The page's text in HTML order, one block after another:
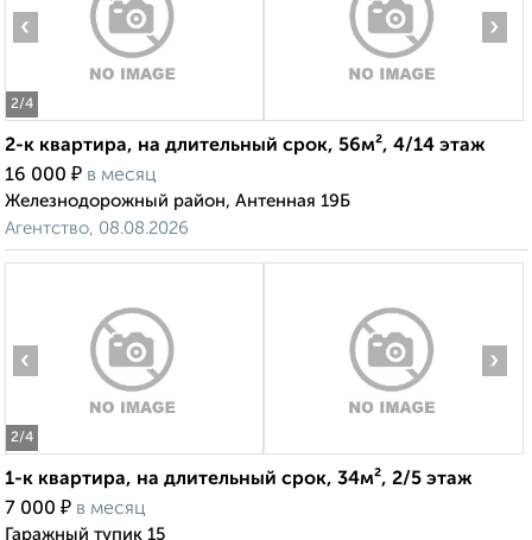
2/4
‹ ›
2-к квартира, на длительный срок, 56м², 4/14 этаж
16 000 ₽ в месяц
Железнодорожный район, Антенная 19Б
Агентство, 08.08.2026
2/4
‹ ›
1-к квартира, на длительный срок, 34м², 2/5 этаж
7 000 ₽ в месяц
Гаражный тупик 15